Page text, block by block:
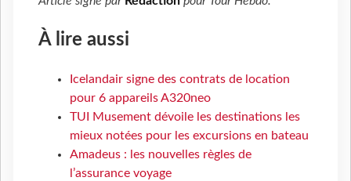
À lire aussi
Icelandair signe des contrats de location
pour 6 appareils A320neo
TUI Musement dévoile les destinations les
mieux notées pour les excursions en bateau
Amadeus : les nouvelles règles de
l’assurance voyage